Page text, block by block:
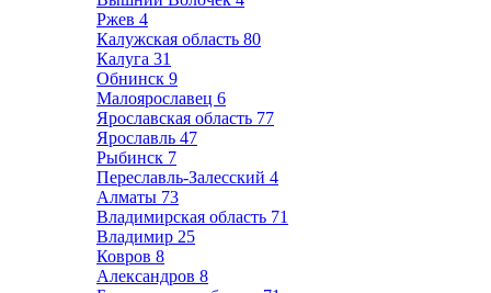
Ржев 4
Калужская область 80
Калуга 31
Обнинск 9
Малоярославец 6
Ярославская область 77
Ярославль 47
Рыбинск 7
Переславль-Залесский 4
Алматы 73
Владимирская область 71
Владимир 25
Ковров 8
Александров 8